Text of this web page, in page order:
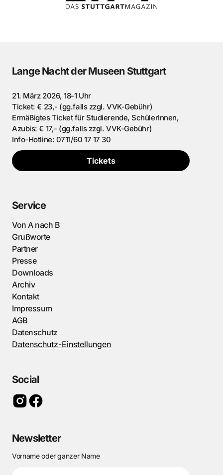
Lange Nacht der Museen Stuttgart
21. März 2026, 18-1 Uhr
Ticket: € 23,- (gg.falls zzgl. VVK-Gebühr)
Ermäßigtes Ticket für Studierende, SchülerInnen,
Azubis: € 17,- (gg.falls zzgl. VVK-Gebühr)
Info-Hotline: 0711/60 17 17 30
Tickets
Service
Von A nach B
Grußworte
Partner
Presse
Downloads
Archiv
Kontakt
Impressum
AGB
Datenschutz
Datenschutz-Einstellungen
Social
Newsletter
Vorname oder ganzer Name